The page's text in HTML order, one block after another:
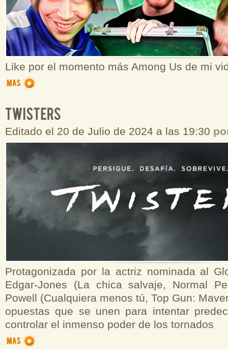
Like por el momento más Among Us de mi
Editado el 20 de Julio de 2024 a las 19:30
Protagonizada por la actriz nominada al
Edgar-Jones (La chica salvaje, Normal
Powell (Cualquiera menos tú, Top Gun:
opuestas que se unen para intentar
controlar el inmenso poder de los tornados